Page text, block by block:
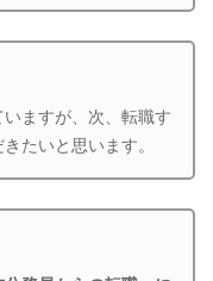
ますが、次、転職す
たいと思います。